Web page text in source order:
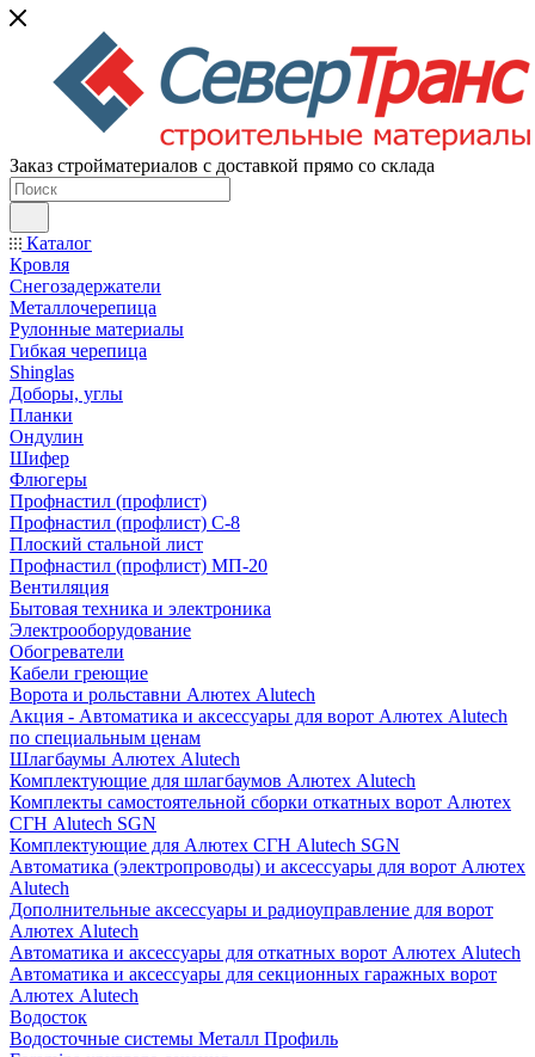
Заказ стройматериалов с доставкой прямо со склада
Каталог
Кровля
Снегозадержатели
Металлочерепица
Рулонные материалы
Гибкая черепица
Shinglas
Доборы, углы
Планки
Ондулин
Шифер
Флюгеры
Профнастил (профлист)
Профнастил (профлист) С-8
Плоский стальной лист
Профнастил (профлист) МП-20
Вентиляция
Бытовая техника и электроника
Электрооборудование
Обогреватели
Кабели греющие
Ворота и рольставни Алютех Alutech
Акция - Автоматика и аксессуары для ворот Алютех Alutech
по специальным ценам
Шлагбаумы Алютех Alutech
Комплектующие для шлагбаумов Алютех Alutech
Комплекты самостоятельной сборки откатных ворот Алютех
СГН Alutech SGN
Комплектующие для Алютех СГН Alutech SGN
Автоматика (электропроводы) и аксессуары для ворот Алютех
Alutech
Дополнительные аксессуары и радиоуправление для ворот
Алютех Alutech
Автоматика и аксессуары для откатных ворот Алютех Alutech
Автоматика и аксессуары для секционных гаражных ворот
Алютех Alutech
Водосток
Водосточные системы Металл Профиль